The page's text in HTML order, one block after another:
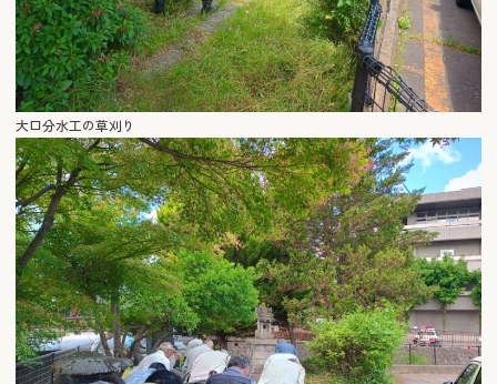
大口分水工の草刈り